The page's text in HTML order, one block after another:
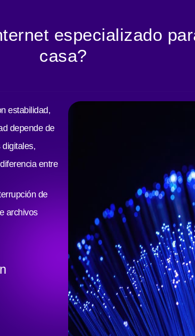
especializado
casa?
estabilidad,
depende de
entre
de
archivos